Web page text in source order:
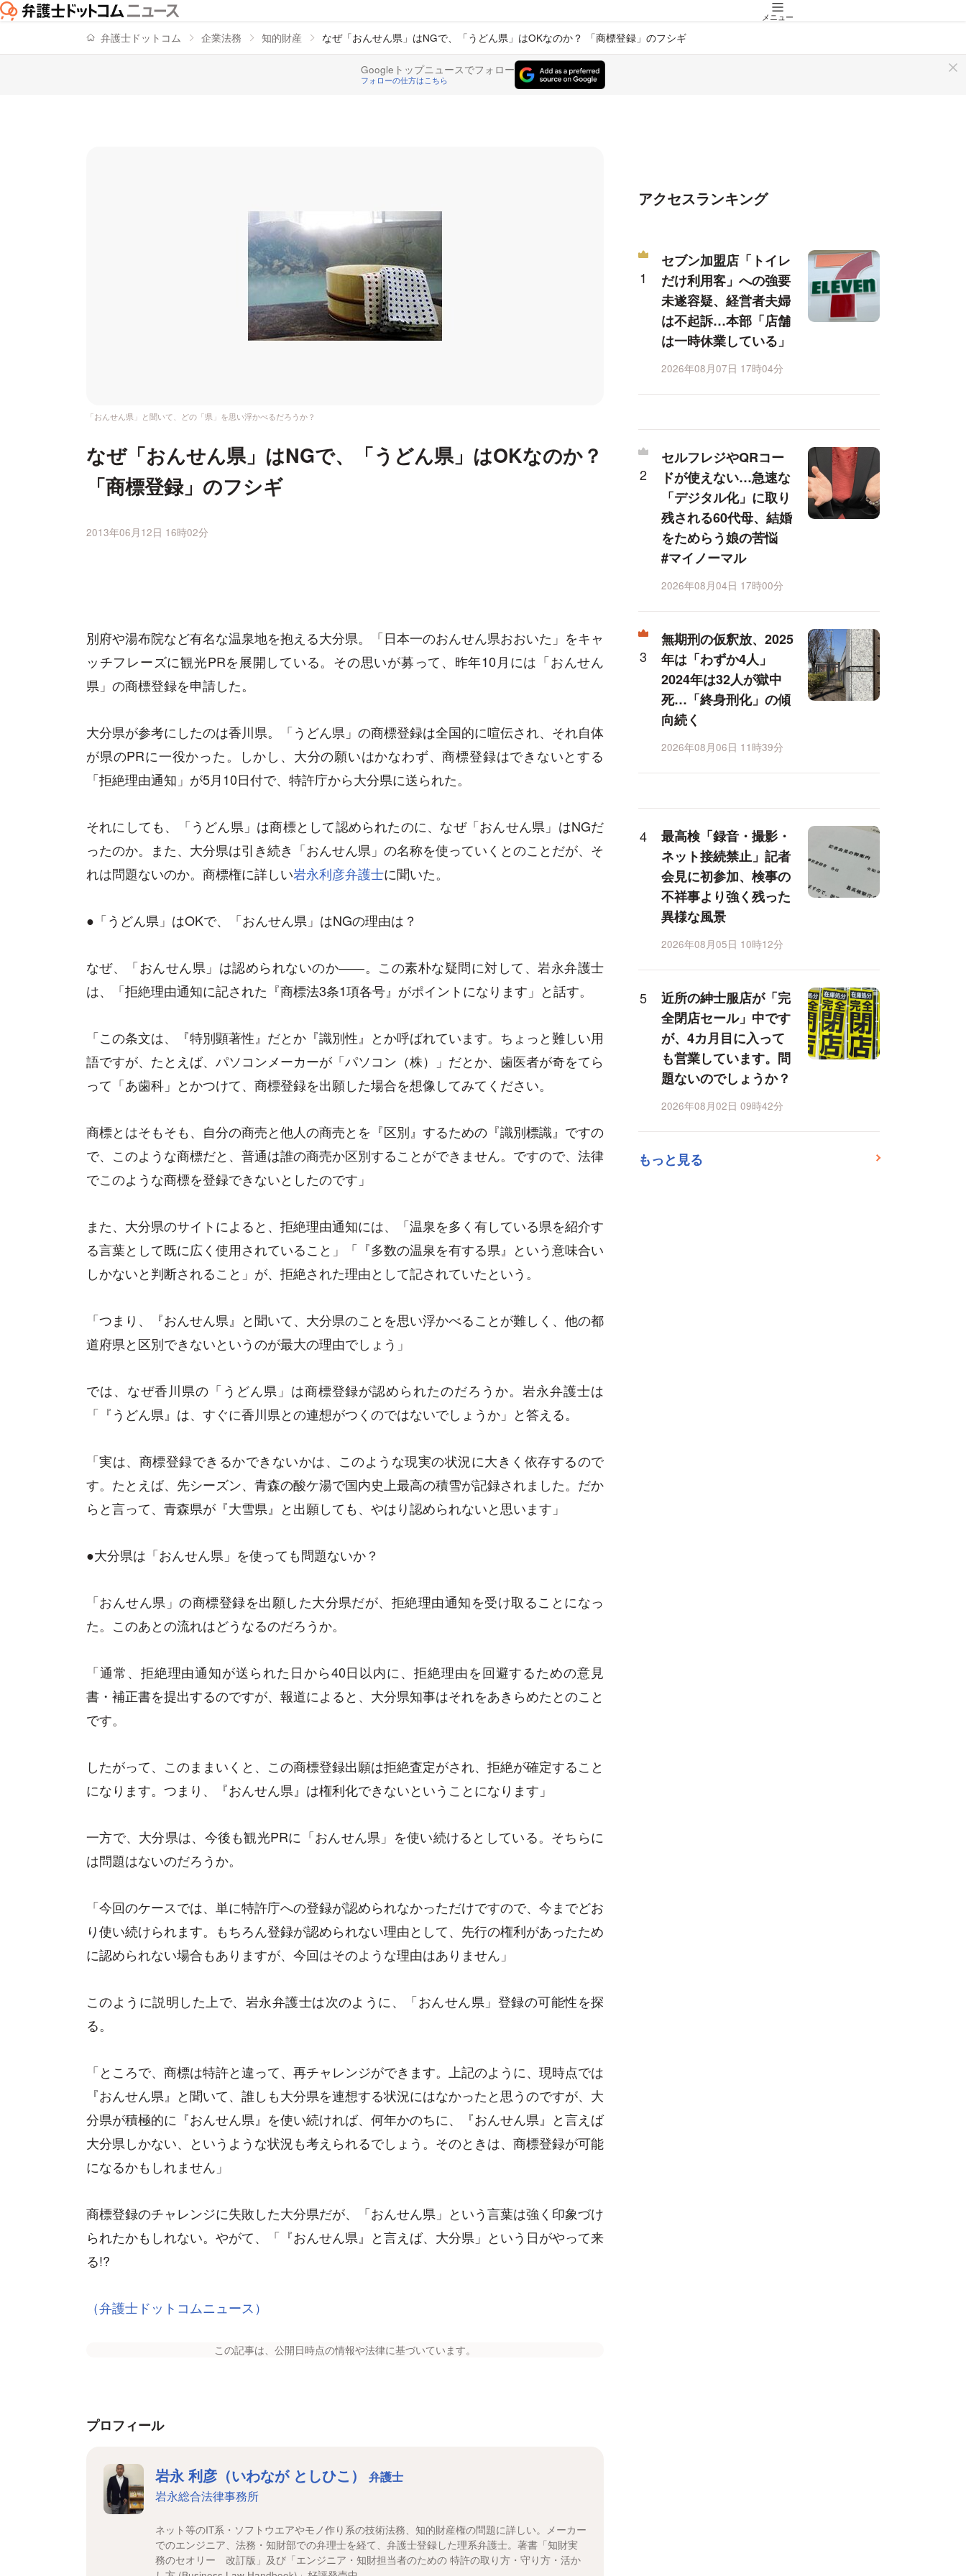
メニュー
弁護士ドットコム 企業法務 知的財産 なぜ「おんせん県」はNGで、「うどん県」はOKなのか？ 「商標登録」のフシギ
Googleトップニュースでフォロー
フォローの仕方はこちら
「おんせん県」と聞いて、どの「県」を思い浮かべるだろうか？
なぜ「おんせん県」はNGで、「うどん県」はOKなのか？
「商標登録」のフシギ
2013年06月12日 16時02分
別府や湯布院など有名な温泉地を抱える大分県。「日本一のおんせん県おおいた」をキャ
ッチフレーズに観光PRを展開している。その思いが募って、昨年10月には「おんせん
県」の商標登録を申請した。
大分県が参考にしたのは香川県。「うどん県」の商標登録は全国的に喧伝され、それ自体
が県のPRに一役かった。しかし、大分の願いはかなわず、商標登録はできないとする
「拒絶理由通知」が5月10日付で、特許庁から大分県に送られた。
それにしても、「うどん県」は商標として認められたのに、なぜ「おんせん県」はNGだ
ったのか。また、大分県は引き続き「おんせん県」の名称を使っていくとのことだが、そ
れは問題ないのか。商標権に詳しい岩永利彦弁護士に聞いた。
●「うどん県」はOKで、「おんせん県」はNGの理由は？
なぜ、「おんせん県」は認められないのか――。この素朴な疑問に対して、岩永弁護士
は、「拒絶理由通知に記された『商標法3条1項各号』がポイントになります」と話す。
「この条文は、『特別顕著性』だとか『識別性』とか呼ばれています。ちょっと難しい用
語ですが、たとえば、パソコンメーカーが「パソコン（株）」だとか、歯医者が奇をてら
って「あ歯科」とかつけて、商標登録を出願した場合を想像してみてください。
商標とはそもそも、自分の商売と他人の商売とを『区別』するための『識別標識』ですの
で、このような商標だと、普通は誰の商売か区別することができません。ですので、法律
でこのような商標を登録できないとしたのです」
また、大分県のサイトによると、拒絶理由通知には、「温泉を多く有している県を紹介す
る言葉として既に広く使用されていること」「『多数の温泉を有する県』という意味合い
しかないと判断されること」が、拒絶された理由として記されていたという。
「つまり、『おんせん県』と聞いて、大分県のことを思い浮かべることが難しく、他の都
道府県と区別できないというのが最大の理由でしょう」
では、なぜ香川県の「うどん県」は商標登録が認められたのだろうか。岩永弁護士は
「『うどん県』は、すぐに香川県との連想がつくのではないでしょうか」と答える。
「実は、商標登録できるかできないかは、このような現実の状況に大きく依存するので
す。たとえば、先シーズン、青森の酸ケ湯で国内史上最高の積雪が記録されました。だか
らと言って、青森県が『大雪県』と出願しても、やはり認められないと思います」
●大分県は「おんせん県」を使っても問題ないか？
「おんせん県」の商標登録を出願した大分県だが、拒絶理由通知を受け取ることになっ
た。このあとの流れはどうなるのだろうか。
「通常、拒絶理由通知が送られた日から40日以内に、拒絶理由を回避するための意見
書・補正書を提出するのですが、報道によると、大分県知事はそれをあきらめたとのこと
です。
したがって、このままいくと、この商標登録出願は拒絶査定がされ、拒絶が確定すること
になります。つまり、『おんせん県』は権利化できないということになります」
一方で、大分県は、今後も観光PRに「おんせん県」を使い続けるとしている。そちらに
は問題はないのだろうか。
「今回のケースでは、単に特許庁への登録が認められなかっただけですので、今までどお
り使い続けられます。もちろん登録が認められない理由として、先行の権利があったため
に認められない場合もありますが、今回はそのような理由はありません」
このように説明した上で、岩永弁護士は次のように、「おんせん県」登録の可能性を探
る。
「ところで、商標は特許と違って、再チャレンジができます。上記のように、現時点では
『おんせん県』と聞いて、誰しも大分県を連想する状況にはなかったと思うのですが、大
分県が積極的に『おんせん県』を使い続ければ、何年かのちに、『おんせん県』と言えば
大分県しかない、というような状況も考えられるでしょう。そのときは、商標登録が可能
になるかもしれません」
商標登録のチャレンジに失敗した大分県だが、「おんせん県」という言葉は強く印象づけ
られたかもしれない。やがて、「『おんせん県』と言えば、大分県」という日がやって来
る!?
（弁護士ドットコムニュース）
この記事は、公開日時点の情報や法律に基づいています。
プロフィール
岩永 利彦（いわなが としひこ） 弁護士
岩永総合法律事務所
ネット等のIT系・ソフトウエアやモノ作り系の技術法務、知的財産権の問題に詳しい。メーカー
でのエンジニア、法務・知財部での弁理士を経て、弁護士登録した理系弁護士。著書「知財実
務のセオリー 改訂版」及び「エンジニア・知財担当者のための 特許の取り方・守り方・活か
アクセスランキング
セブン加盟店「トイレ
だけ利用客」への強要
未遂容疑、経営者夫婦
は不起訴…本部「店舗
は一時休業している」
2026年08月07日 17時04分
セルフレジやQRコー
ドが使えない…急速な
「デジタル化」に取り
残される60代母、結婚
をためらう娘の苦悩
#マイノーマル
2026年08月04日 17時00分
無期刑の仮釈放、2025
年は「わずか4人」
2024年は32人が獄中
死…「終身刑化」の傾
向続く
2026年08月06日 11時39分
最高検「録音・撮影・
ネット接続禁止」記者
会見に初参加、検事の
不祥事より強く残った
異様な風景
2026年08月05日 10時12分
近所の紳士服店が「完
全閉店セール」中です
が、4カ月目に入って
も営業しています。問
題ないのでしょうか？
2026年08月02日 09時42分
もっと見る